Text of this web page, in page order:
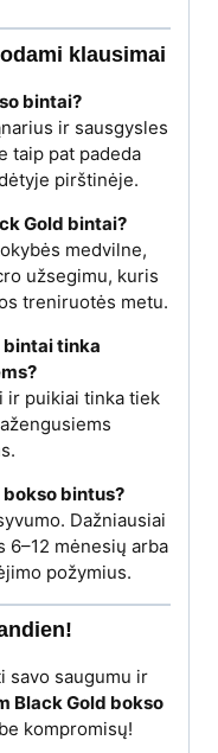
klausimai
bintai?
ir sausgysles
taip pat padeda
pirštinėje.
Gold bintai?
medvilne,
užsegimu, kuris
treniruotės metu.
bintai tinka
ir puikiai tinka tiek
bokso bintus?
Dažniausiai
6–12 mėnesių arba
požymius.
savo saugumu ir
Black Gold bokso
kompromisų!